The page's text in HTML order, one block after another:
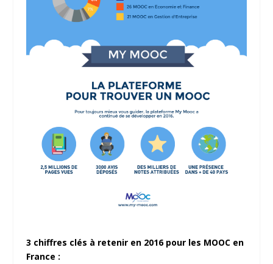
3 chiffres clés à retenir en 2016 pour les MOOC en
France :